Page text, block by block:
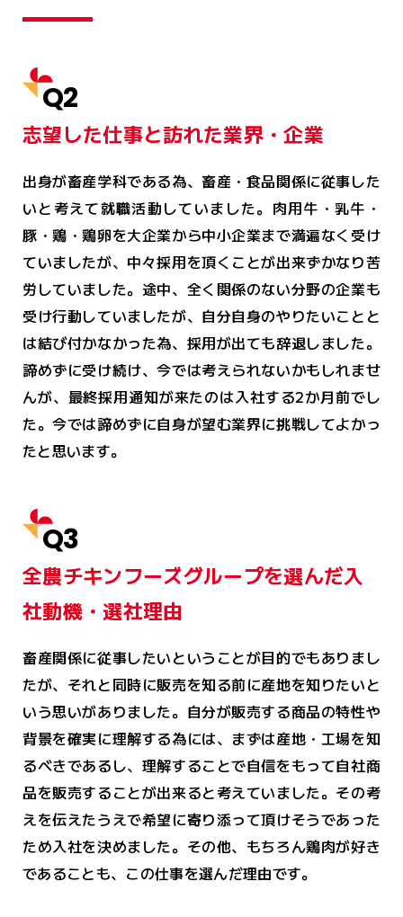
Q2
志望した仕事と訪れた業界・企業
出身が畜産学科である為、畜産・食品関係に従事した
いと考えて就職活動していました。肉用牛・乳牛・
豚・鶏・鶏卵を大企業から中小企業まで満遍なく受け
ていましたが、中々採用を頂くことが出来ずかなり苦
労していました。途中、全く関係のない分野の企業も
受け行動していましたが、自分自身のやりたいことと
は結び付かなかった為、採用が出ても辞退しました。
諦めずに受け続け、今では考えられないかもしれませ
んが、最終採用通知が来たのは入社する2か月前でし
た。今では諦めずに自身が望む業界に挑戦してよかっ
たと思います。
Q3
全農チキンフーズグループを選んだ入
社動機・選社理由
畜産関係に従事したいということが目的でもありまし
たが、それと同時に販売を知る前に産地を知りたいと
いう思いがありました。自分が販売する商品の特性や
背景を確実に理解する為には、まずは産地・工場を知
るべきであるし、理解することで自信をもって自社商
品を販売することが出来ると考えていました。その考
えを伝えたうえで希望に寄り添って頂けそうであった
ため入社を決めました。その他、もちろん鶏肉が好き
であることも、この仕事を選んだ理由です。